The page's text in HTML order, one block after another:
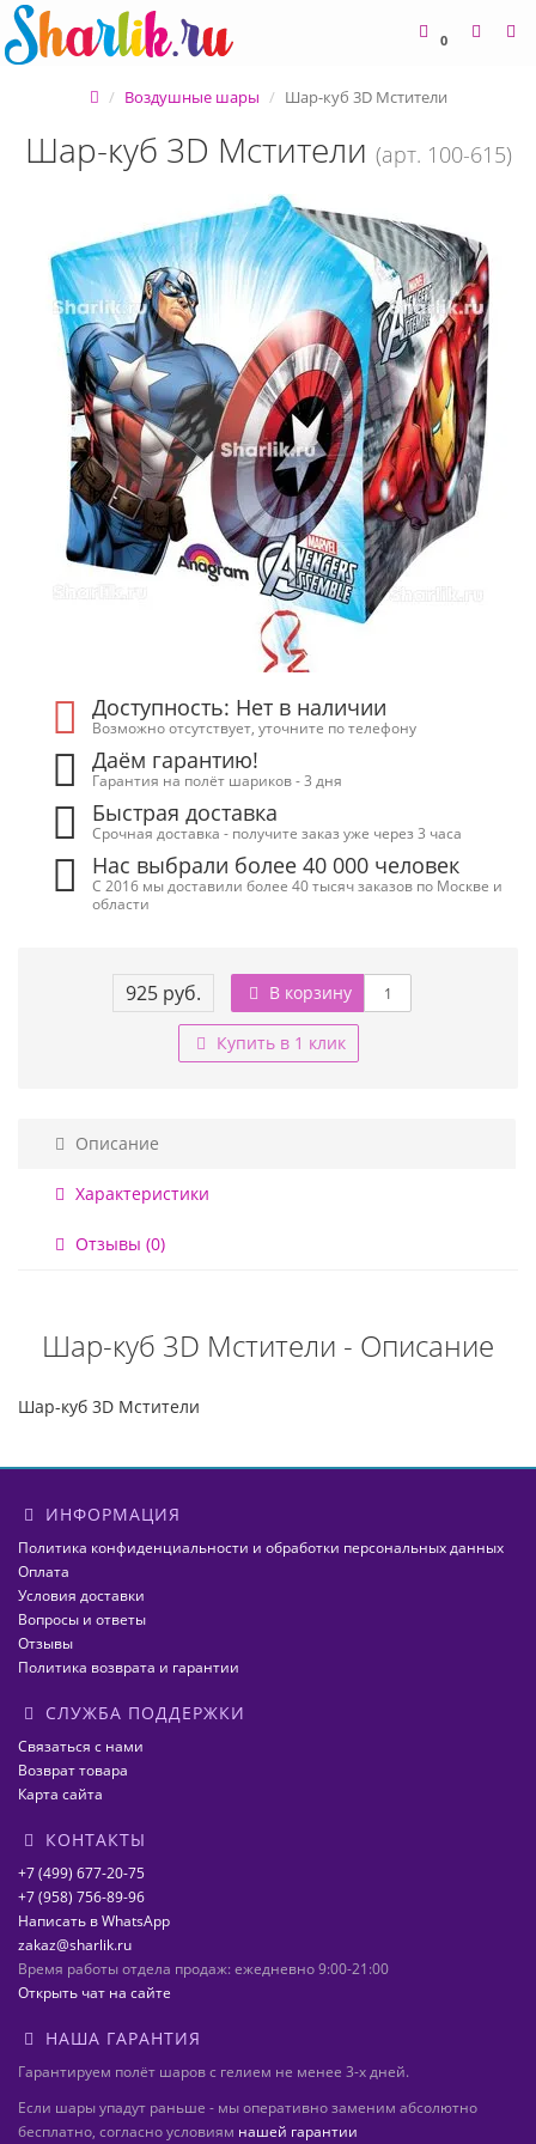
0
Воздушные шары Шар-куб 3D Мстители
Шар-куб 3D Мстители (арт. 100-615)
Доступность: Нет в наличии
Возможно отсутствует, уточните по телефону
Даём гарантию!
Гарантия на полёт шариков - 3 дня
Быстрая доставка
Срочная доставка - получите заказ уже через 3 часа
Нас выбрали более 40 000 человек
С 2016 мы доставили более 40 тысяч заказов по Москве и
области
925 руб. В корзину
Купить в 1 клик
Описание
Характеристики
Отзывы (0)
Шар-куб 3D Мстители - Описание
Шар-куб 3D Мстители
ИНФОРМАЦИЯ
Политика конфиденциальности и обработки персональных данных
Оплата
Условия доставки
Вопросы и ответы
Отзывы
Политика возврата и гарантии
СЛУЖБА ПОДДЕРЖКИ
Связаться с нами
Возврат товара
Карта сайта
КОНТАКТЫ
+7 (499) 677-20-75
+7 (958) 756-89-96
Написать в WhatsApp
zakaz@sharlik.ru
Время работы отдела продаж: ежедневно 9:00-21:00
Открыть чат на сайте
НАША ГАРАНТИЯ
Гарантируем полёт шаров с гелием не менее 3-х дней.
Если шары упадут раньше - мы оперативно заменим абсолютно
бесплатно, согласно условиям нашей гарантии